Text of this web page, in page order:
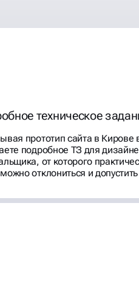
техническое
прототип сайта в Кирове
подробное ТЗ для
от которого
отклониться и